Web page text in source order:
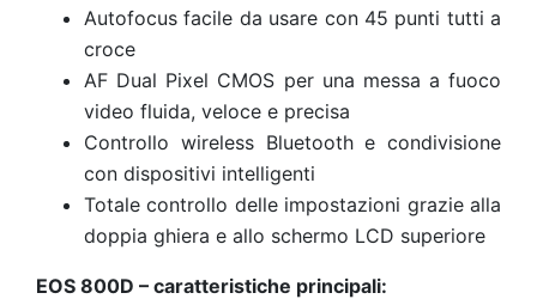
Autofocus facile da usare con 45 punti tutti a
croce
AF Dual Pixel CMOS per una messa a fuoco
video fluida, veloce e precisa
Controllo wireless Bluetooth e condivisione
con dispositivi intelligenti
Totale controllo delle impostazioni grazie alla
doppia ghiera e allo schermo LCD superiore
EOS 800D – caratteristiche principali: